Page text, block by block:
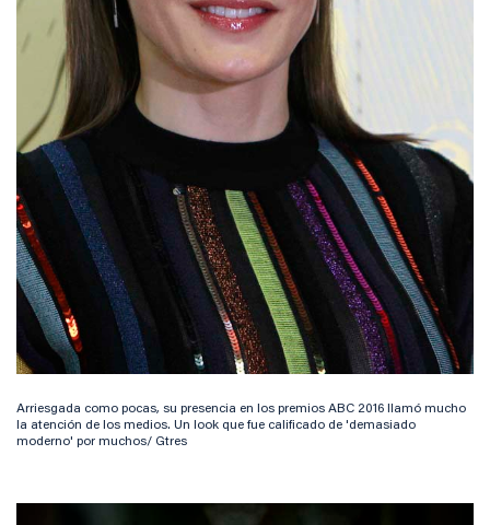
Arriesgada como pocas, su presencia en los premios ABC 2016 llamó mucho
la atención de los medios. Un look que fue calificado de 'demasiado
moderno' por muchos/ Gtres